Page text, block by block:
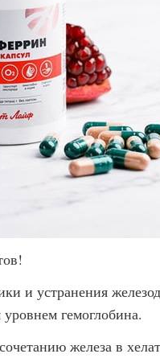
и устранения
гемоглобина.
железа в